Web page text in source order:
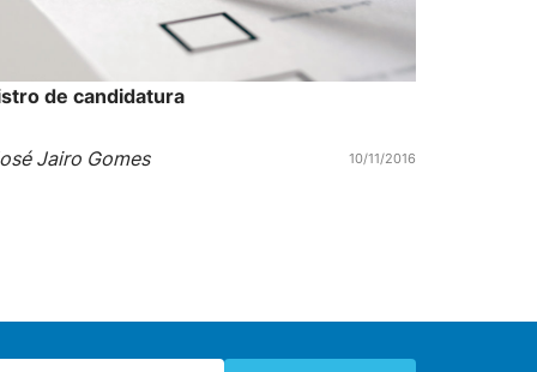
de candidatura
Jairo Gomes 10/11/2016